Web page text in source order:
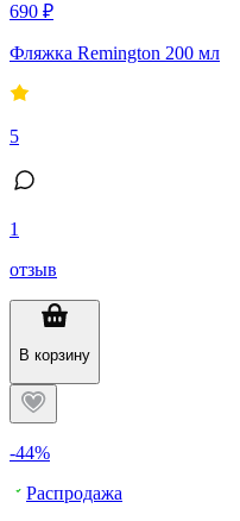
690 ₽
Фляжка Remington 200 мл
5
1
отзыв
В корзину
-44%
Распродажа